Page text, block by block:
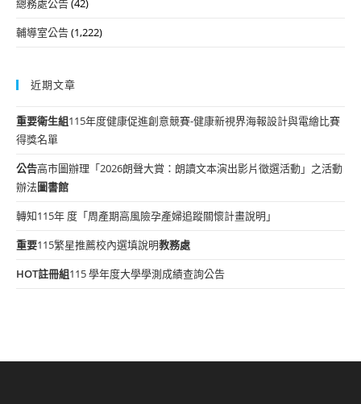
總務處公告(42)
輔導室公告(1,222)
近期文章
重要衛生組115年度健康促進創意競賽-健康新視界海報設計與電繪比賽
得獎名單
公告高市圖辦理「2026朗聲大賞：朗讀文本演出影片徵選活動」之活動
辦法圖書館
轉知115年 度「周產期高風險孕產婦追蹤關懷計畫說明」
重要115繁星推薦校內選填說明教務處
HOT註冊組115 學年度大學學測成績查詢公告